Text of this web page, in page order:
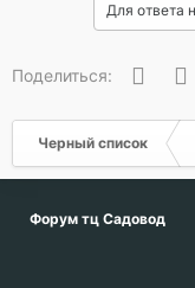
Для ответа
Поделиться:
Черный список
Форум тц Садовод